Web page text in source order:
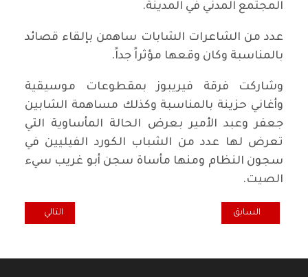
المجتمع المدني في المدينة.
عدد من الشاعرات الشابات ساهمن بإلقاء قصائد
بالمناسبة وكان وقعها مؤثراً جداً.
وشاركت فرقة فيريبوز بمقطوعات موسيقية
وأغاني حزينة بالمناسبة وكذلك مساهمة الشابين
جعفر وعبد الأمير بعرض الحالة المأساوية التي
تعرض لها عدد من الشباب الكورد الفيليين في
سجون النظام ومنها مأساة سجن أبو غريب سيء
الصيت.
المقال السابق: ربيع باليسان و الضربة الكيمياوية ـ 1 ـ!
السابق المقال التالي:
التالي